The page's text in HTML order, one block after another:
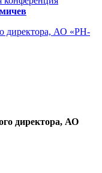
директора, АО «РН-
директора, АО